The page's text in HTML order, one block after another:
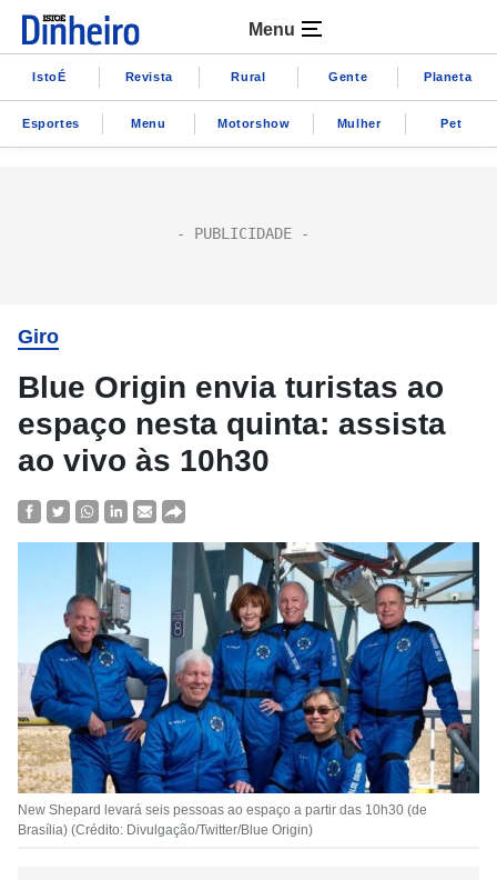
Menu
IstoÉ Revista Rural Gente Planeta
Esportes Menu Motorshow Mulher Pet
Giro
Blue Origin envia turistas ao
espaço nesta quinta: assista
ao vivo às 10h30
New Shepard levará seis pessoas ao espaço a partir das 10h30 (de
Brasília) (Crédito: Divulgação/Twitter/Blue Origin)